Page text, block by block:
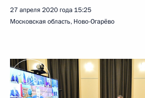
27 апреля 2020 года 15:25
Московская область, Ново-Огарёво